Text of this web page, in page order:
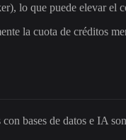
lo que puede elevar el
la cuota de créditos
bases de datos e IA